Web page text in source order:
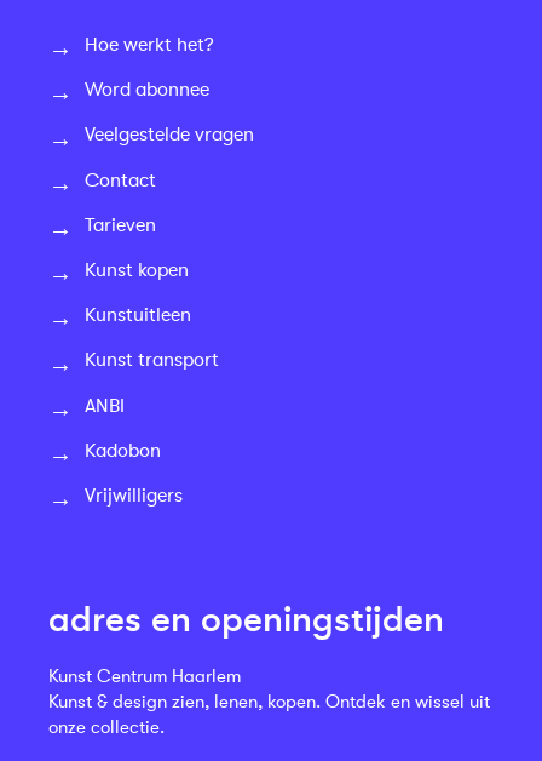
Hoe werkt het?
Word abonnee
Veelgestelde vragen
Contact
Tarieven
Kunst kopen
Kunstuitleen
Kunst transport
ANBI
Kadobon
Vrijwilligers
adres en openingstijden
Kunst Centrum Haarlem
Kunst & design zien, lenen, kopen. Ontdek en wissel uit
onze collectie.